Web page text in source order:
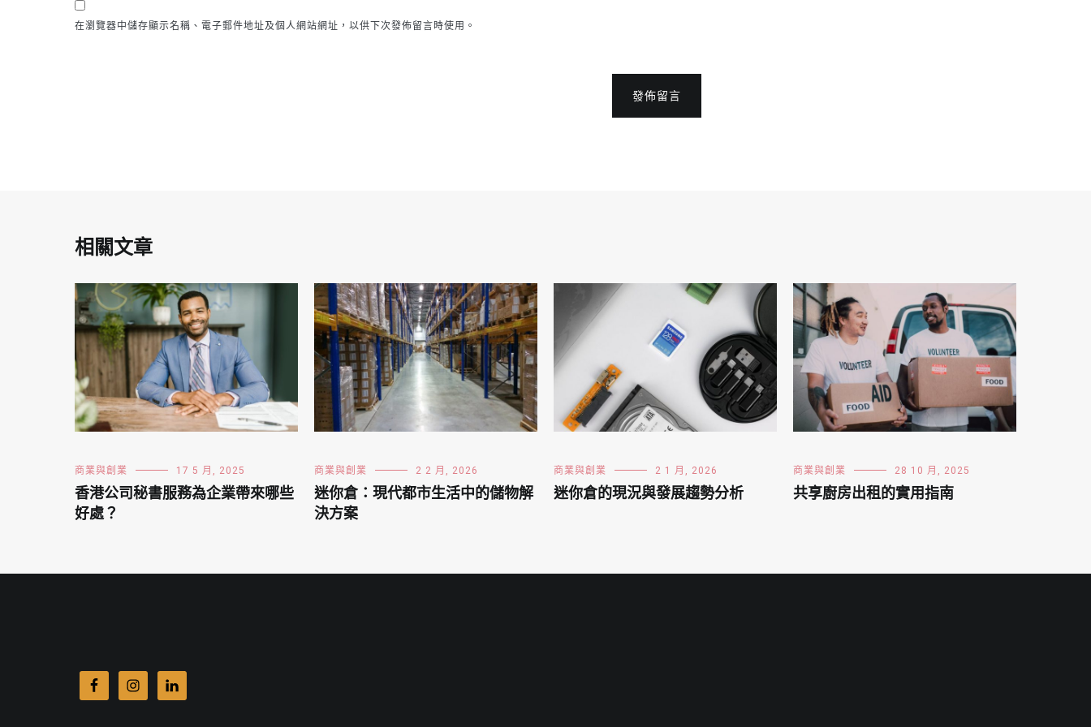
在瀏覽器中儲存顯示名稱、電子郵件地址及個人網站網址，以供下次發佈留言時使用。
發佈留言
相關文章
商業與創業 17 5 月, 2025
香港公司秘書服務為企業帶來哪些
好處？
商業與創業 2 2 月, 2026
迷你倉：現代都市生活中的儲物解
決方案
商業與創業 2 1 月, 2026
迷你倉的現況與發展趨勢分析
商業與創業 28 10 月, 2025
共享廚房出租的實用指南